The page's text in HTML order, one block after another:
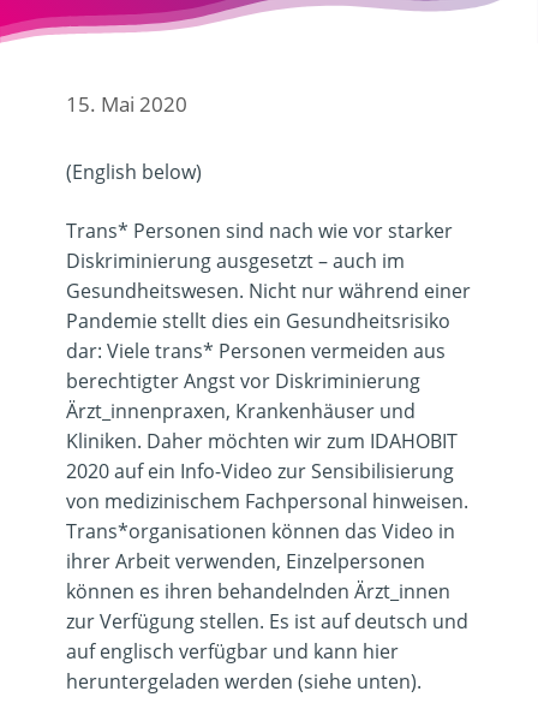
15. Mai 2020
(English below)
Trans* Personen sind nach wie vor starker
Diskriminierung ausgesetzt – auch im
Gesundheitswesen. Nicht nur während einer
Pandemie stellt dies ein Gesundheitsrisiko
dar: Viele trans* Personen vermeiden aus
berechtigter Angst vor Diskriminierung
Ärzt_innenpraxen, Krankenhäuser und
Kliniken. Daher möchten wir zum IDAHOBIT
2020 auf ein Info-Video zur Sensibilisierung
von medizinischem Fachpersonal hinweisen.
Trans*organisationen können das Video in
ihrer Arbeit verwenden, Einzelpersonen
können es ihren behandelnden Ärzt_innen
zur Verfügung stellen. Es ist auf deutsch und
auf englisch verfügbar und kann hier
heruntergeladen werden (siehe unten).